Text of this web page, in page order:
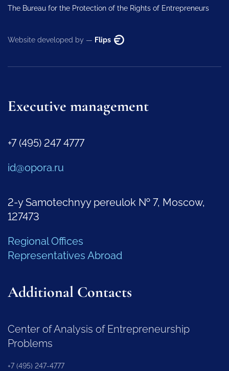
The Bureau for the Protection of the Rights of Entrepreneurs
Website developed by — Flips
Executive management
+7 (495) 247 4777
id@opora.ru
2-y Samotechnyy pereulok № 7, Moscow,
127473
Regional Offices
Representatives Abroad
Additional Contacts
Center of Analysis of Entrepreneurship
Problems
+7 (495) 247-4777